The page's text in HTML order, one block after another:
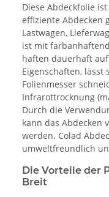
Diese Abdeckfolie
effiziente Abdecken
Lastwagen,
ist mit
haften dauerhaft
Eigenschaften, lässt
Folienmesser
Infrarottrocknung
Durch die
kann das Abdecken
werden. Colad
umweltfreundlich
Die Vorteile der
Breit